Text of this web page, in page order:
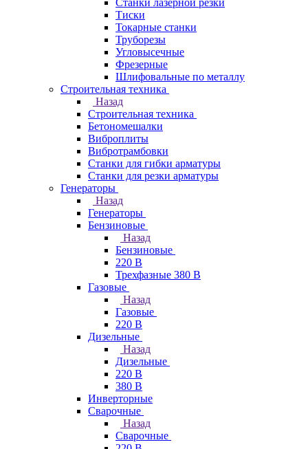
Станки лазерной резки
Тиски
Токарные станки
Труборезы
Угловысечные
Фрезерные
Шлифовальные по металлу
Строительная техника
Назад
Строительная техника
Бетономешалки
Виброплиты
Вибротрамбовки
Станки для гибки арматуры
Станки для резки арматуры
Генераторы
Назад
Генераторы
Бензиновые
Назад
Бензиновые
220 В
Трехфазные 380 В
Газовые
Назад
Газовые
220 В
Дизельные
Назад
Дизельные
220 В
380 В
Инверторные
Сварочные
Назад
Сварочные